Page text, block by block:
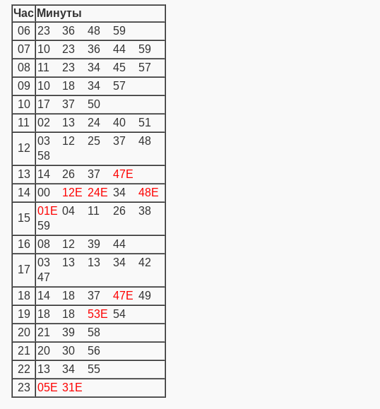
Час Минуты
06
23 36 48
59
07
10 23 36 44
59
08
11 23 34 45
57
09
10 18 34
57
10
17 37
50
11
02 13 24 40 51
12
03 12 25 37
48
58
13
14 26 37
47E
14
00 12E 24E 34 48E
15
01E 04 11 26
38
59
16
08 12 39 44
17
03 13 13 34
42
47
18
14 18 37 47E 49
19
18 18 53E 54
20
21 39
58
21
20 30
56
22
13 34
55
23
05E 31E